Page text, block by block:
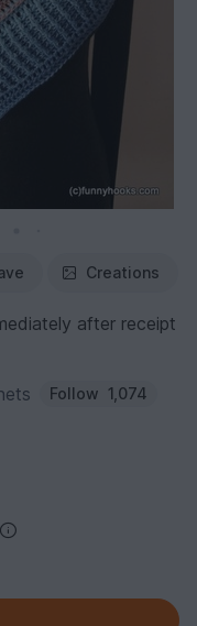
Creations
after receipt
Follow 1,074